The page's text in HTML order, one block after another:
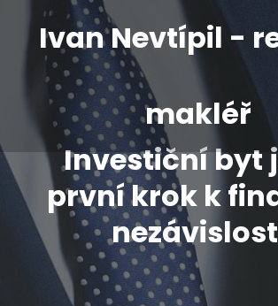
Ivan Nevtípil -
makléř
Investiční byt
první krok k